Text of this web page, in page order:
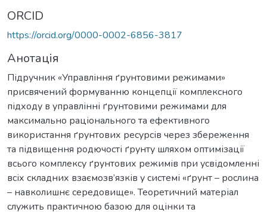
ORCID
https://orcid.org/0000-0002-6856-3817
Анотація
Підручник «Управління ґрунтовими режимами»
присвячений формуванню концепції комплексного
підходу в управлінні ґрунтовими режимами для
максимально раціонального та ефективного
використання ґрунтових ресурсів через збереження
та підвищення родючості ґрунту шляхом оптимізації
всього комплексу ґрунтових режимів при усвідомленні
всіх складних взаємозв’язків у системі «ґрунт – рослина
– навколишнє середовище». Теоретичний матеріал
служить практичною базою для оцінки та